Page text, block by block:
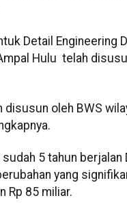
Detail Engineering
Hulu telah
disusun oleh BWS
5 tahun berjalan
yang
Rp 85 miliar.